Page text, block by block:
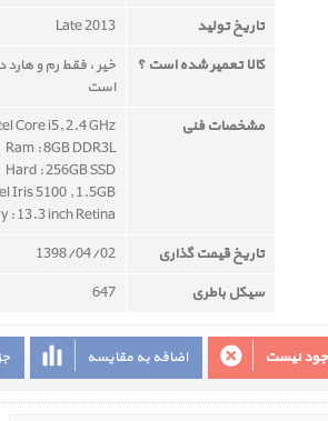
تاریخ تولید
Late 2013
کالا تعمیر شده است ؟
خیر ، فقط رم و هارد
است
مشخصات فنی
Core i5, 2.4 GHz
Ram : 8GB DDR3L
Hard : 256GB SSD
Iris 5100 , 1.5GB
: 13.3 inch Retina
تاریخ قیمت گذاری
1398/04/02
سیکل باطری
647
اضافه به مقایسه نیست